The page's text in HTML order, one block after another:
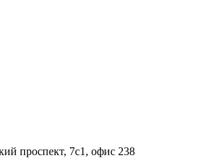
проспект, 7с1, офис 238